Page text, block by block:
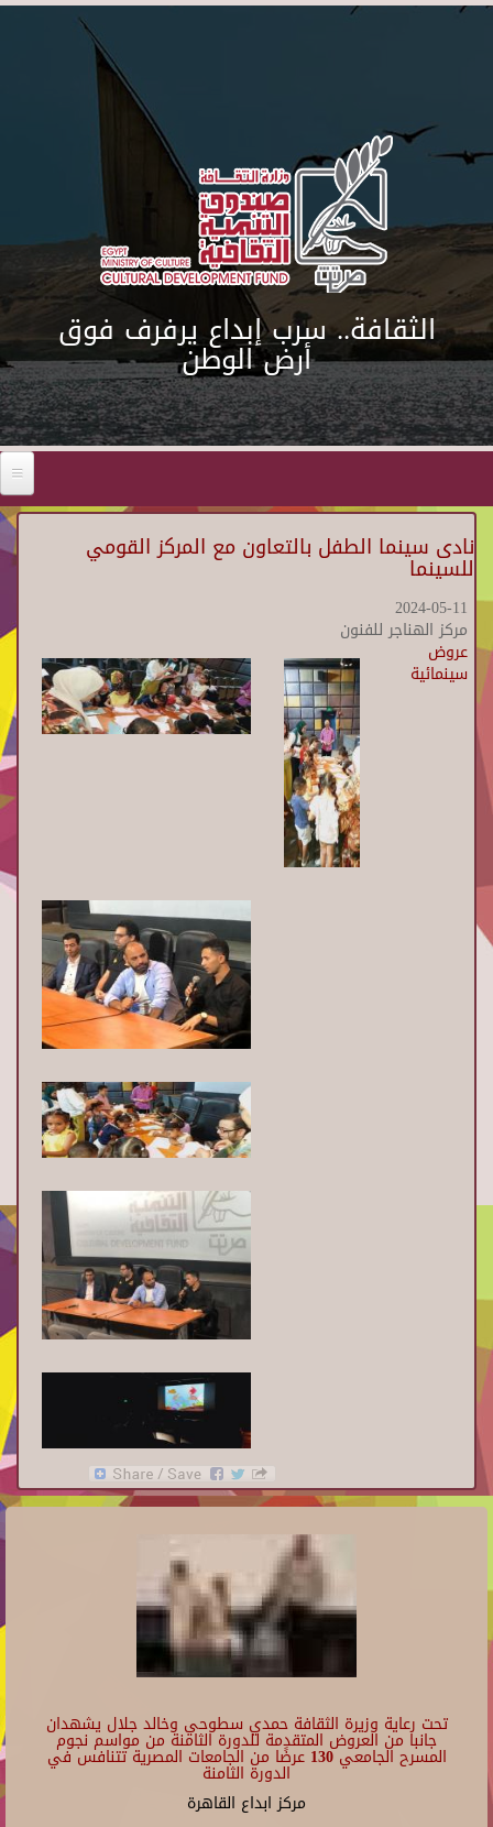
Skip to main content
الثقافة.. سرب إبداع يرفرف فوق
أرض الوطن
نادى سينما الطفل بالتعاون مع المركز القومي
للسينما
2024-05-11
مركز الهناجر للفنون
عروض
سينمائية
تحت رعاية وزيرة الثقافة حمدي سطوحي وخالد جلال يشهدان
جانبا من العروض المتقدمة للدورة الثامنة من مواسم نجوم
المسرح الجامعي 130 عرضًا من الجامعات المصرية تتنافس في
الدورة الثامنة
مركز ابداع القاهرة